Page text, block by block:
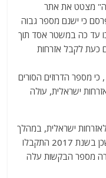
מצטט את אתר
כי ישנם מספר גבוה
עד כה במשטר אסד תוך
כעת לקבל אזרחות
מספר הדרוזים הסורים
ישראלית, עולה
ישראלית, במהלך
חמש השנים האחרונות, גדל באופן ניכר, שכן בשנת 2017 התקבלו
מספר הבקשות עלה